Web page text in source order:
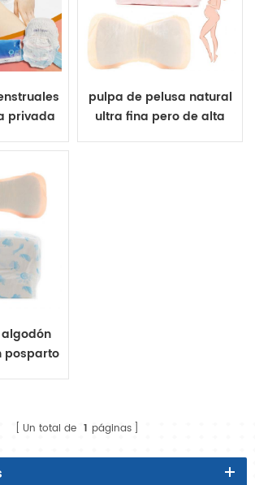
privada
pulpa de pelusa natural
ultra fina pero de alta
posparto
Un total de 1 páginas